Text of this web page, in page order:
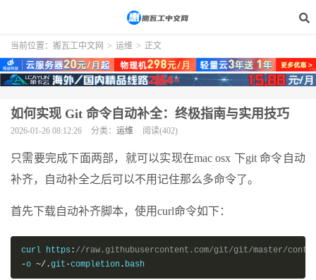
当前位置： 搬瓦工中文网 > 运维 > 正文
如何实现 Git 命令自动补全：终极指南与实用技巧
2026-01-26 08:12:26 分类： 运维 阅读(402)
只需要完成下面两部，就可以实现在mac osx 下git 命令自动
补齐，自动补全之后可以不用记住那么多命令了。
首先下载自动补齐脚本，使用curl命令如下：
curl https : //raw.githubusercontent.com/git/git/master/
-o ~/.git -completion . bash